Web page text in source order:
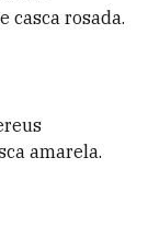
casca rosada.
amarela.